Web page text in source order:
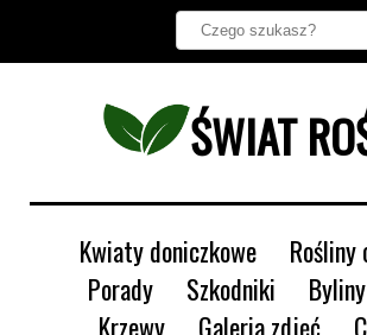
ŚWIAT
Kwiaty doniczkowe
Porady
Szkodniki Byliny
Krzewy
Galeria zdjęć